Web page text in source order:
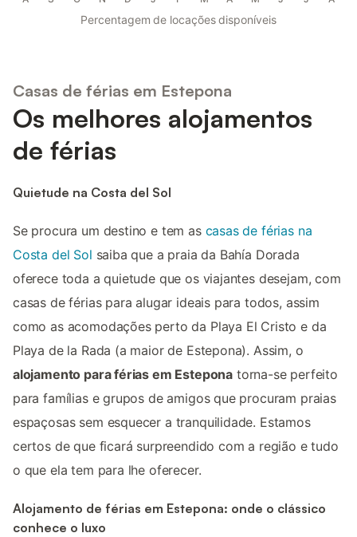
Percentagem de locações disponíveis
Casas de férias em Estepona
Os melhores alojamentos
de férias
Quietude na Costa del Sol
Se procura um destino e tem as casas de férias na
Costa del Sol saiba que a praia da Bahía Dorada
oferece toda a quietude que os viajantes desejam, com
casas de férias para alugar ideais para todos, assim
como as acomodações perto da Playa El Cristo e da
Playa de la Rada (a maior de Estepona). Assim, o
alojamento para férias em Estepona torna-se perfeito
para famílias e grupos de amigos que procuram praias
espaçosas sem esquecer a tranquilidade. Estamos
certos de que ficará surpreendido com a região e tudo
o que ela tem para lhe oferecer.
Alojamento de férias em Estepona: onde o clássico
conhece o luxo